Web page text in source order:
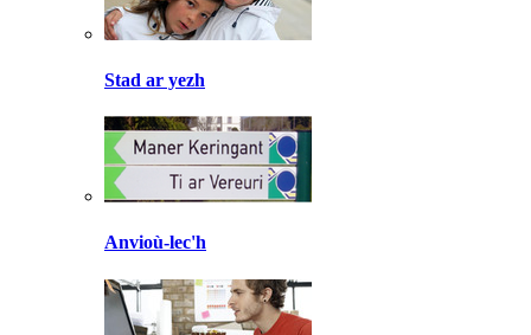
Stad ar yezh
Anvioù-lec'h